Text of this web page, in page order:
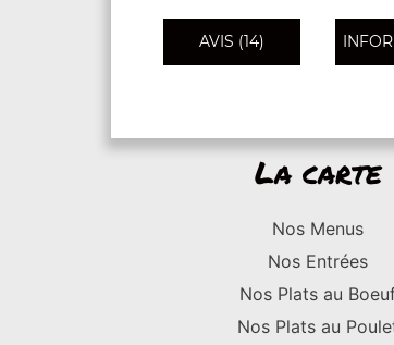
AVIS (14)
La carte
Nos Menus
Nos Entrées
Nos Plats au
Nos Plats au